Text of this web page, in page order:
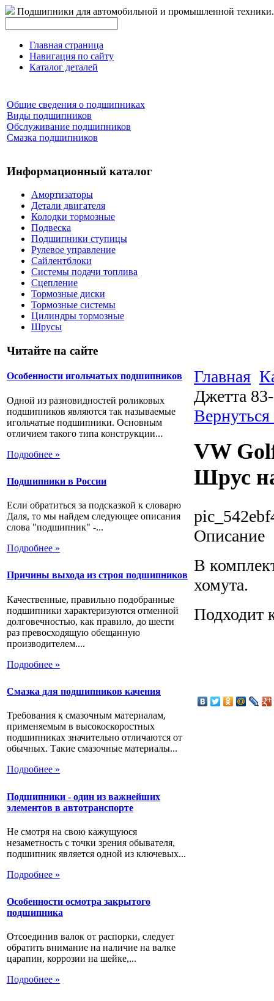
Подшипники для автомобильной и промышленной техники.
Главная страница
Навигация по сайту
Каталог деталей
Общие сведения о подшипниках
Виды подшипников
Обслуживание подшипников
Смазка подшипников
Информационный каталог
Амортизаторы
Детали двигателя
Колодки тормозные
Подвеска
Подшипники ступицы
Рулевое управление
Сайлентблоки
Системы подачи топлива
Сцепление
Тормозные диски
Тормозные системы
Цилиндры тормозные
Шрусы
Читайте на сайте
Особенности игольчатых подшипников
Одной из разновидностей роликовых
подшипников являются так называемые
игольчатые подшипники. Основным
отличием такого типа конструкции...
Подробнее »
Подшипники в России
Если обратиться за подсказкой к словарю
Даля, то мы найдем следующее описания
слова "подшипник" -...
Подробнее »
Причины выхода из строя подшипников
Качественные, правильно подобранные
подшипники характеризуются отменной
долговечностью, как правило, до шести
раз превосходящую обещанную
производителем....
Подробнее »
Смазка для подшипников качения
Требования к смазочным материалам,
применяемым в высокоскоростных
подшипниках значительно отличаются от
обычных. Такие смазочные материалы...
Подробнее »
Подшипники - один из важнейших
элементов в автотранспорте
Не смотря на свою кажущуюся
незаметность с точки зрения обывателя,
подшипник является одной из ключевых...
Подробнее »
Особенности осмотра закрытого
подшипника
Отсоединив валок от распорки, следует
обратить внимание на наличие на валке
царапин, коррозии на шейке,...
Подробнее »
Главная
Джетта
VW
Шрус
Описание
В
хомута.
Подходит